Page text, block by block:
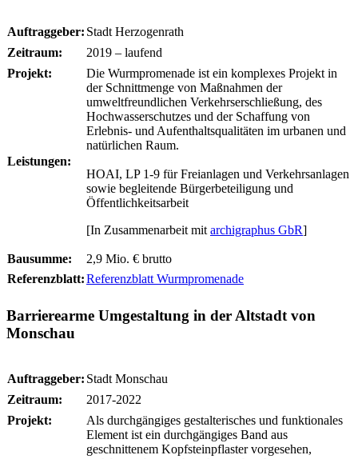
Auftraggeber: Stadt Herzogenrath
Zeitraum:
2019 – laufend
Projekt:
Die Wurmpromenade ist ein komplexes Projekt in
der Schnittmenge von Maßnahmen der
umweltfreundlichen Verkehrserschließung, des
Hochwasserschutzes und der Schaffung von
Erlebnis- und Aufenthaltsqualitäten im urbanen und
natürlichen Raum.
Leistungen:
HOAI, LP 1-9 für Freianlagen und Verkehrsanlagen
sowie begleitende Bürgerbeteiligung und
Öffentlichkeitsarbeit
[In Zusammenarbeit mit archigraphus GbR]
Bausumme:
2,9 Mio. € brutto
Referenzblatt:Referenzblatt Wurmpromenade
Barrierearme Umgestaltung in der Altstadt von
Monschau
Auftraggeber: Stadt Monschau
Zeitraum:
2017-2022
Projekt:
Als durchgängiges gestalterisches und funktionales
Element ist ein durchgängiges Band aus
geschnittenem Kopfsteinpflaster vorgesehen,